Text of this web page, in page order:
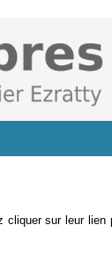
sur leur